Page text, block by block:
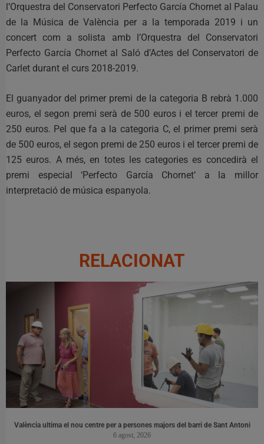
l’Orquestra del Conservatori Perfecto García Chornet al Palau
de la Música de València per a la temporada 2019 i un
concert com a solista amb l’Orquestra del Conservatori
Perfecto García Chornet al Saló d’Actes del Conservatori de
Carlet durant el curs 2018-2019.
El guanyador del primer premi de la categoria B rebrà 1.000
euros, el segon premi serà de 500 euros i el tercer premi de
250 euros. Pel que fa a la categoria C, el primer premi serà
de 500 euros, el segon premi de 250 euros i el tercer premi de
125 euros. A més, en totes les categories es concedirà el
premi especial ‘Perfecto García Chornet’ a la millor
interpretació de música espanyola.
RELACIONAT
València ultima el nou centre per a persones majors del barri de Sant Antoni
6 agost, 2026